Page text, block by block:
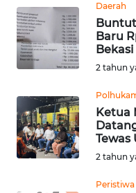
Daerah
Baru
2 tahun
Ketua
Tewas
2 tahun
Peristiwa
WN
NIAS
WN
WN
TAPANULI
SELATAN